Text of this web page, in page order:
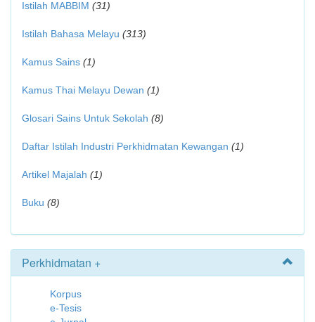
Istilah MABBIM (31)
Istilah Bahasa Melayu (313)
Kamus Sains (1)
Kamus Thai Melayu Dewan (1)
Glosari Sains Untuk Sekolah (8)
Daftar Istilah Industri Perkhidmatan Kewangan (1)
Artikel Majalah (1)
Buku (8)
Perkhidmatan +
Korpus
e-Tesis